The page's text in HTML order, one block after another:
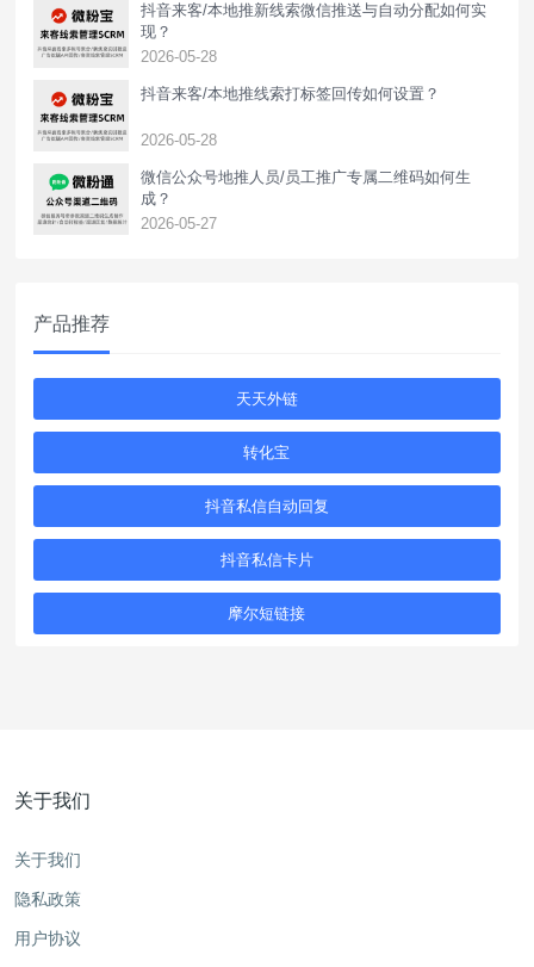
抖音来客/本地推新线索微信推送与自动分配如何实
现？
2026-05-28
抖音来客/本地推线索打标签回传如何设置？
2026-05-28
‌微信公众号地推人员/员工推广专属二维码如何生
成？
2026-05-27
产品推荐
天天外链
转化宝
抖音私信自动回复
抖音私信卡片
摩尔短链接
关于我们
关于我们
隐私政策
用户协议